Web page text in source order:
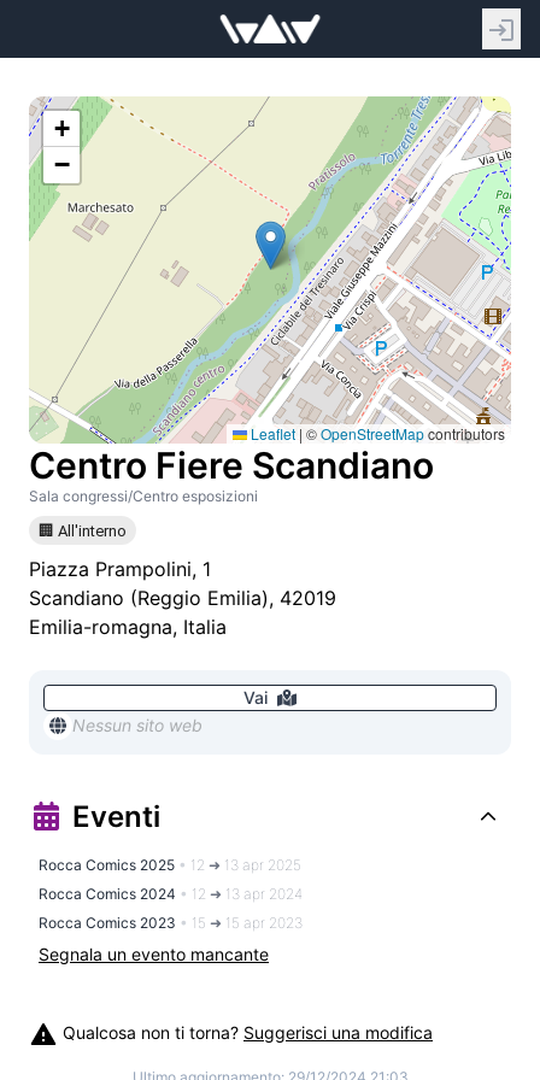
Centro Fiere Scandiano
Sala congressi/Centro esposizioni
🏢 All'interno
Piazza Prampolini, 1
Scandiano (Reggio Emilia), 42019
Emilia-romagna, Italia
+
−
Leaflet | ©OpenStreetMapcontributors
Vai
Nessun sito web
Eventi
Rocca Comics 2025 • 12 ➜ 13 apr 2025
Rocca Comics 2024 • 12 ➜ 13 apr 2024
Rocca Comics 2023 • 15 ➜ 15 apr 2023
Segnala un evento mancante
Qualcosa non ti torna? Suggerisci una modifica